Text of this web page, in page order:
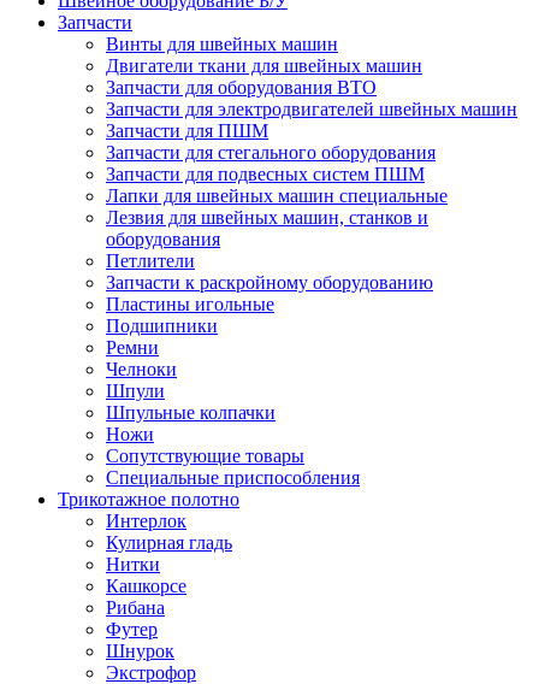
Запчасти
Винты для швейных машин
Двигатели ткани для швейных машин
Запчасти для оборудования ВТО
Запчасти для электродвигателей швейных машин
Запчасти для ПШМ
Запчасти для стегального оборудования
Запчасти для подвесных систем ПШМ
Лапки для швейных машин специальные
Лезвия для швейных машин, станков и
оборудования
Петлители
Запчасти к раскройному оборудованию
Пластины игольные
Подшипники
Ремни
Челноки
Шпули
Шпульные колпачки
Ножи
Сопутствующие товары
Специальные приспособления
Трикотажное полотно
Интерлок
Кулирная гладь
Нитки
Кашкорсе
Рибана
Футер
Шнурок
Экстрофор